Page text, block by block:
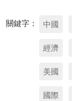
關鍵字： 中國
經濟
美國
國際